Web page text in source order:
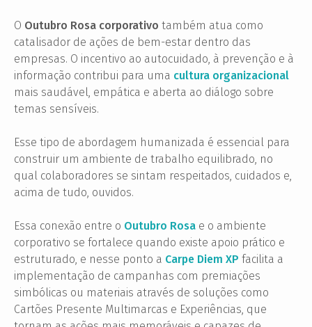
O Outubro Rosa corporativo também atua como
catalisador de ações de bem-estar dentro das
empresas. O incentivo ao autocuidado, à prevenção e à
informação contribui para uma cultura organizacional
mais saudável, empática e aberta ao diálogo sobre
temas sensíveis.
Esse tipo de abordagem humanizada é essencial para
construir um ambiente de trabalho equilibrado, no
qual colaboradores se sintam respeitados, cuidados e,
acima de tudo, ouvidos.
Essa conexão entre o Outubro Rosa e o ambiente
corporativo se fortalece quando existe apoio prático e
estruturado, e nesse ponto a Carpe Diem XP facilita a
implementação de campanhas com premiações
simbólicas ou materiais através de soluções como
Cartões Presente Multimarcas e Experiências, que